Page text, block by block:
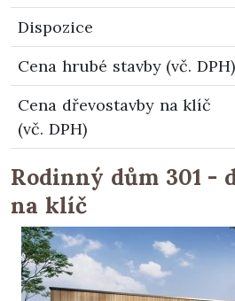
Dispozice
Cena hrubé stavby (vč. DPH)
Cena dřevostavby na klíč
(vč. DPH)
Rodinný dům 301 -
na klíč